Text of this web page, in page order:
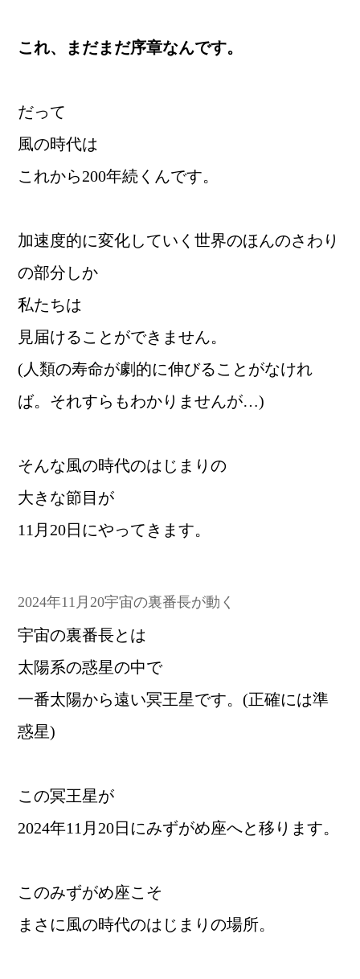
これ、まだまだ序章なんです。
だって
風の時代は
これから200年続くんです。
加速度的に変化していく世界のほんのさわり
の部分しか
私たちは
見届けることができません。
(人類の寿命が劇的に伸びることがなけれ
ば。それすらもわかりませんが…)
そんな風の時代のはじまりの
大きな節目が
11月20日にやってきます。
2024年11月20宇宙の裏番長が動く
宇宙の裏番長とは
太陽系の惑星の中で
一番太陽から遠い冥王星です。(正確には準
惑星)
この冥王星が
2024年11月20日にみずがめ座へと移ります。
このみずがめ座こそ
まさに風の時代のはじまりの場所。